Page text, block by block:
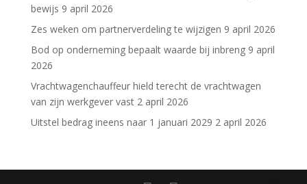
bewijs 9 april 2026
Zes weken om partnerverdeling te wijzigen 9 april 2026
Bod op onderneming bepaalt waarde bij inbreng 9 april
2026
Vrachtwagenchauffeur hield terecht de vrachtwagen
van zijn werkgever vast 2 april 2026
Uitstel bedrag ineens naar 1 januari 2029 2 april 2026